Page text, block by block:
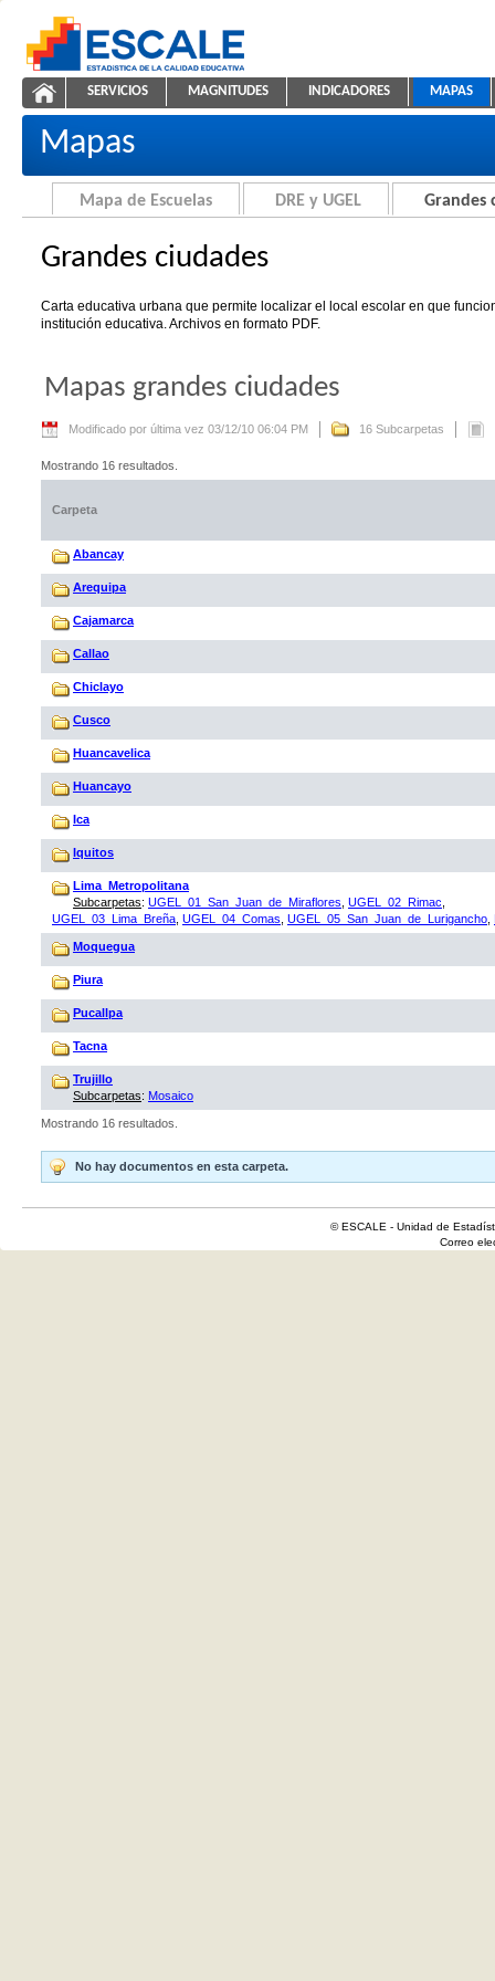
ESCALE - Unidad de Estadística Educativa
Grandes ciudades
NAVEGACIÓN
SERVICIOS MAGNITUDES INDICADORES MAPAS
Mapas
Mapa de Escuelas DRE y UGEL Grandes
Grandes ciudades
Carta educativa urbana que permite localizar el local escolar en que
institución educativa. Archivos en formato PDF.
Mapas grandes ciudades
Modificado por última vez 03/12/10 06:04 PM 16 Subcarpetas
Mostrando 16 resultados.
Carpeta
Abancay
Arequipa
Cajamarca
Callao
Chiclayo
Cusco
Huancavelica
Huancayo
Ica
Iquitos
Lima_Metropolitana
Subcarpetas: UGEL_01_San_Juan_de_Miraflores UGEL_02_Rimac
UGEL_03_Lima_Breña UGEL_04_Comas UGEL_05_San_Juan_de_Lurigancho
Moquegua
Piura
Pucallpa
Tacna
Trujillo
Subcarpetas: Mosaico
Mostrando 16 resultados.
No hay documentos en esta carpeta.
© ESCALE - Unidad de
Correo